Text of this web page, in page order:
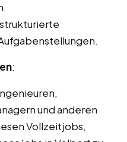
:
und anderen
Vollzeitjobs,